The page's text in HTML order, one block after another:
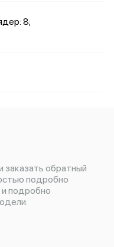
8;
обратный
подробно
и подробно